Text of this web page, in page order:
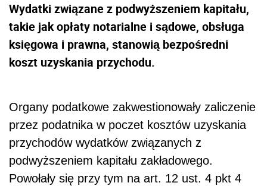
Wydatki związane z podwyższeniem kapitału,
takie jak opłaty notarialne i sądowe, obsługa
księgowa i prawna, stanowią bezpośredni
koszt uzyskania przychodu.
Organy podatkowe zakwestionowały zaliczenie
przez podatnika w poczet kosztów uzyskania
przychodów wydatków związanych z
podwyższeniem kapitału zakładowego.
Powołały się przy tym na art. 12 ust. 4 pkt 4